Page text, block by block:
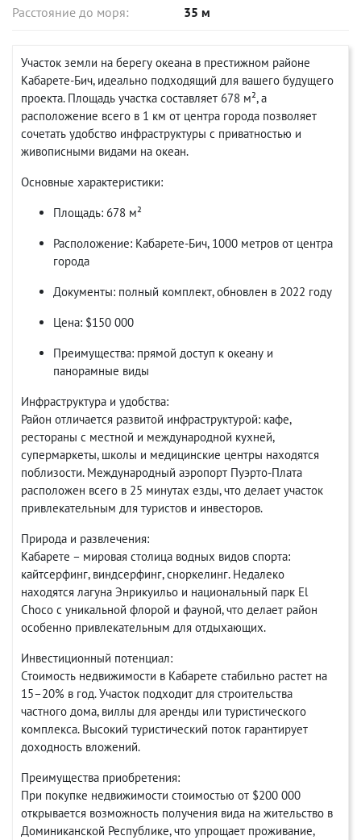
Расстояние до моря: 35 м
Участок земли на берегу океана в престижном районе
Кабарете-Бич, идеально подходящий для вашего будущего
проекта. Площадь участка составляет 678 м², а
расположение всего в 1 км от центра города позволяет
сочетать удобство инфраструктуры с приватностью и
живописными видами на океан.
Основные характеристики:
Площадь: 678 м²
Расположение: Кабарете-Бич, 1000 метров от центра
города
Документы: полный комплект, обновлен в 2022 году
Цена: $150 000
Преимущества: прямой доступ к океану и
панорамные виды
Инфраструктура и удобства:
Район отличается развитой инфраструктурой: кафе,
рестораны с местной и международной кухней,
супермаркеты, школы и медицинские центры находятся
поблизости. Международный аэропорт Пуэрто-Плата
расположен всего в 25 минутах езды, что делает участок
привлекательным для туристов и инвесторов.
Природа и развлечения:
Кабарете – мировая столица водных видов спорта:
кайтсерфинг, виндсерфинг, сноркелинг. Недалеко
находятся лагуна Энрикуильо и национальный парк El
Choco с уникальной флорой и фауной, что делает район
особенно привлекательным для отдыхающих.
Инвестиционный потенциал:
Стоимость недвижимости в Кабарете стабильно растет на
15–20% в год. Участок подходит для строительства
частного дома, виллы для аренды или туристического
комплекса. Высокий туристический поток гарантирует
доходность вложений.
Преимущества приобретения:
При покупке недвижимости стоимостью от $200 000
открывается возможность получения вида на жительство в
Доминиканской Республике, что упрощает проживание,